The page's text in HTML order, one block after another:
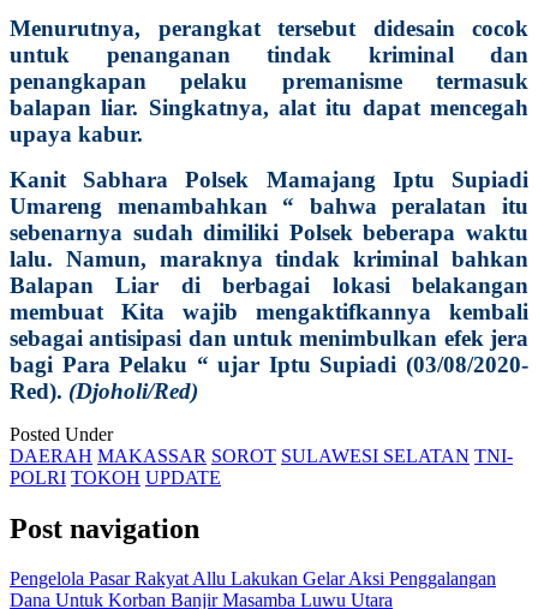
Menurutnya, perangkat tersebut didesain cocok
untuk penanganan tindak kriminal dan
penangkapan pelaku premanisme termasuk
balapan liar. Singkatnya, alat itu dapat mencegah
upaya kabur.
Kanit Sabhara Polsek Mamajang Iptu Supiadi
Umareng menambahkan “ bahwa peralatan itu
sebenarnya sudah dimiliki Polsek beberapa waktu
lalu. Namun, maraknya tindak kriminal bahkan
Balapan Liar di berbagai lokasi belakangan
membuat Kita wajib mengaktifkannya kembali
sebagai antisipasi dan untuk menimbulkan efek jera
bagi Para Pelaku “ ujar Iptu Supiadi (03/08/2020-
Red). (Djoholi/Red)
Posted Under
DAERAH MAKASSAR SOROT SULAWESI SELATAN TNI-
POLRI TOKOH UPDATE
Post navigation
Pengelola Pasar Rakyat Allu Lakukan Gelar Aksi Penggalangan
Dana Untuk Korban Banjir Masamba Luwu Utara